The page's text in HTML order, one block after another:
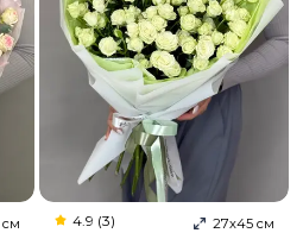
см 4.9 (3) 27х45 см